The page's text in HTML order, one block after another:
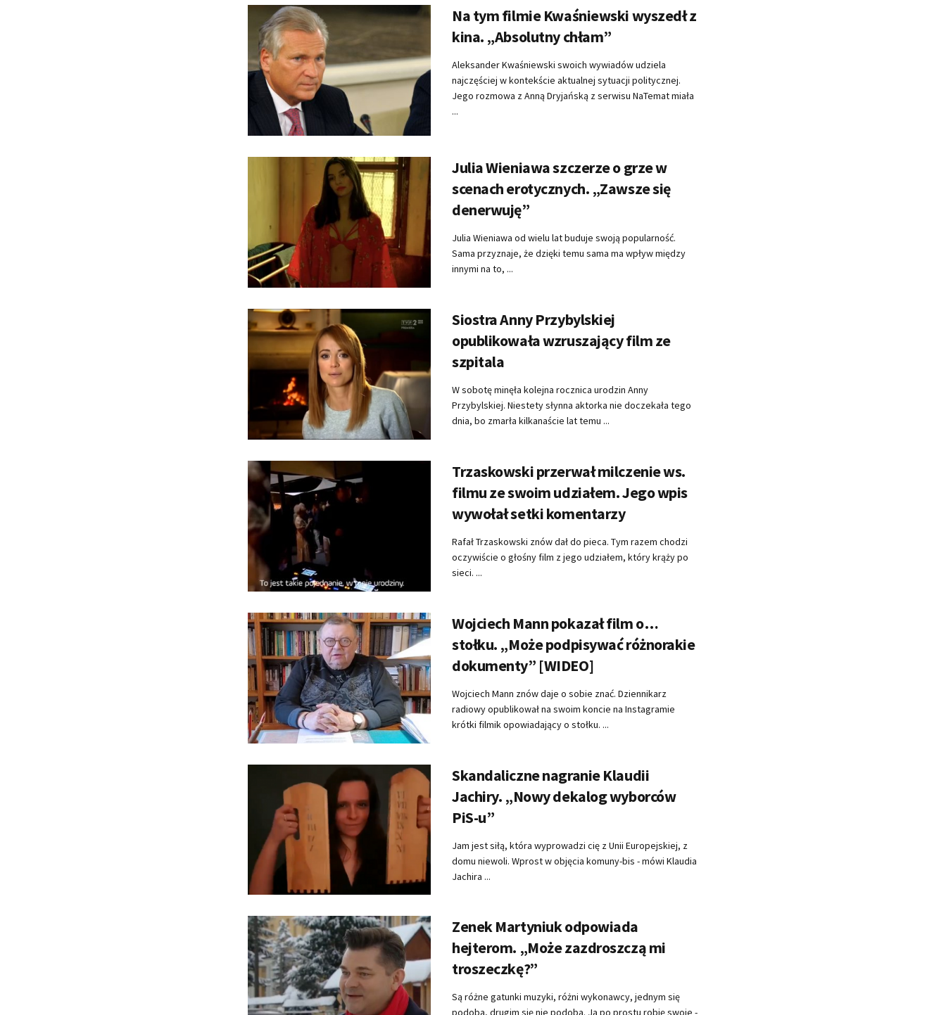
Na tym filmie Kwaśniewski wyszedł z
kina. „Absolutny chłam”
Aleksander Kwaśniewski swoich wywiadów udziela
najczęściej w kontekście aktualnej sytuacji politycznej.
Jego rozmowa z Anną Dryjańską z serwisu NaTemat miała
...
Julia Wieniawa szczerze o grze w
scenach erotycznych. „Zawsze się
denerwuję”
Julia Wieniawa od wielu lat buduje swoją popularność.
Sama przyznaje, że dzięki temu sama ma wpływ między
innymi na to, ...
Siostra Anny Przybylskiej
opublikowała wzruszający film ze
szpitala
W sobotę minęła kolejna rocznica urodzin Anny
Przybylskiej. Niestety słynna aktorka nie doczekała tego
dnia, bo zmarła kilkanaście lat temu ...
Trzaskowski przerwał milczenie ws.
filmu ze swoim udziałem. Jego wpis
wywołał setki komentarzy
Rafał Trzaskowski znów dał do pieca. Tym razem chodzi
oczywiście o głośny film z jego udziałem, który krąży po
sieci. ...
Wojciech Mann pokazał film o…
stołku. „Może podpisywać różnorakie
dokumenty” [WIDEO]
Wojciech Mann znów daje o sobie znać. Dziennikarz
radiowy opublikował na swoim koncie na Instagramie
krótki filmik opowiadający o stołku. ...
Skandaliczne nagranie Klaudii
Jachiry. „Nowy dekalog wyborców
PiS-u”
Jam jest siłą, która wyprowadzi cię z Unii Europejskiej, z
domu niewoli. Wprost w objęcia komuny-bis - mówi Klaudia
Jachira ...
Zenek Martyniuk odpowiada
hejterom. „Może zazdroszczą mi
troszeczkę?”
Są różne gatunki muzyki, różni wykonawcy, jednym się